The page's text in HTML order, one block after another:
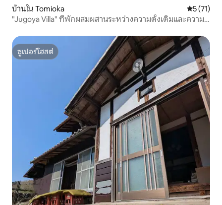
บ้านใน Tomioka คะแนนเฉลี่
5 (71)
"Jugoya Villa" ที่พักผสมผสานระหว่างความดั้งเดิมและความ
ครอบครัว
ซูเปอร์โฮสต์
ซูเปอร์โฮสต์